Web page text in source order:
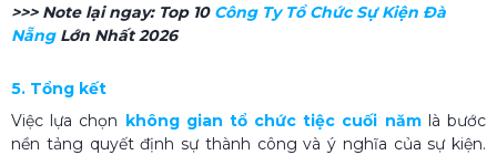
>>> Note lại ngay: Top 10 Công Ty Tổ Chức Sự Kiện Đà
Nẵng​ Lớn Nhất 2026
5. Tổng kết
Việc lựa chọn không gian tổ chức tiệc cuối nămlà bước
nền tảng quyết định sự thành công và ý nghĩa của sự kiện.